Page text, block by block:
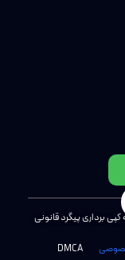
برداری پیگرد قانونی
DMCA